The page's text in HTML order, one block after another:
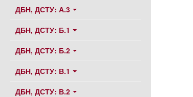
ДБН, ДСТУ: А.3
ДБН, ДСТУ: Б.1
ДБН, ДСТУ: Б.2
ДБН, ДСТУ: В.1
ДБН, ДСТУ: В.2